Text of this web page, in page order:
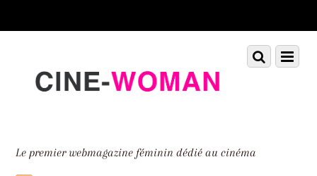
down
Le premier webmagazine féminin dédié au cinéma
Menu
Scroll
down